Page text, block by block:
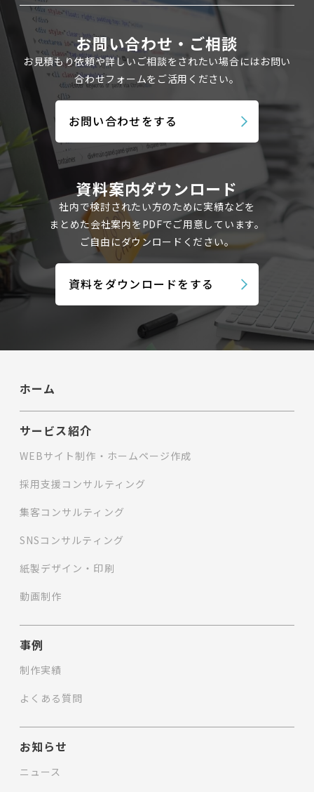
お問い合わせ・ご相談
お見積もり依頼や詳しいご相談をされたい場合にはお問い
合わせフォームを ご活用ください。
お問い合わせをする
資料案内ダウンロード
社内で検討されたい方のために実績などを
まとめた会社案内をPDFでご用意しています。
ご自由にダウンロードください。
資料をダウンロードをする
ホーム
サービス紹介
WEBサイト制作・ホームページ作成
採用支援コンサルティング
集客コンサルティング
SNSコンサルティング
紙製デザイン・印刷
動画制作
事例
制作実績
よくある質問
お知らせ
ニュース